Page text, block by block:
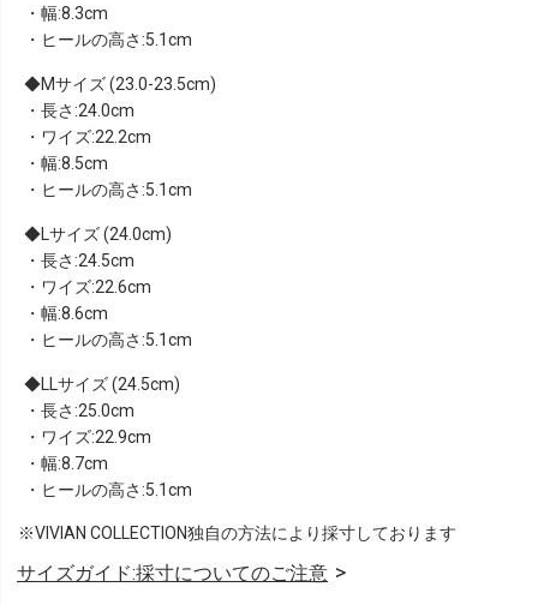
・幅:8.3cm
・ヒールの高さ:5.1cm
Mサイズ (23.0-23.5cm)
・長さ:24.0cm
・ワイズ:22.2cm
・幅:8.5cm
・ヒールの高さ:5.1cm
Lサイズ (24.0cm)
・長さ:24.5cm
・ワイズ:22.6cm
・幅:8.6cm
・ヒールの高さ:5.1cm
LLサイズ (24.5cm)
・長さ:25.0cm
・ワイズ:22.9cm
・幅:8.7cm
・ヒールの高さ:5.1cm
※VIVIAN COLLECTION独自の方法により採寸しております
サイズガイド:採寸についてのご注意